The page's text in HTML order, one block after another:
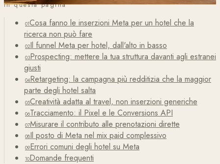
In questa pagina
01Cosa fanno le inserzioni Meta per un hotel che la
ricerca non può fare
02Il funnel Meta per hotel, dall'alto in basso
03Prospecting: mettere la tua struttura davanti agli estranei
giusti
04Retargeting: la campagna più redditizia che la maggior
parte degli hotel salta
05Creatività adatta al travel, non inserzioni generiche
06Tracciamento: il Pixel e le Conversions API
07Misurare il contributo alle prenotazioni dirette
08Il posto di Meta nel mix paid complessivo
09Errori comuni degli hotel su Meta
10Domande frequenti